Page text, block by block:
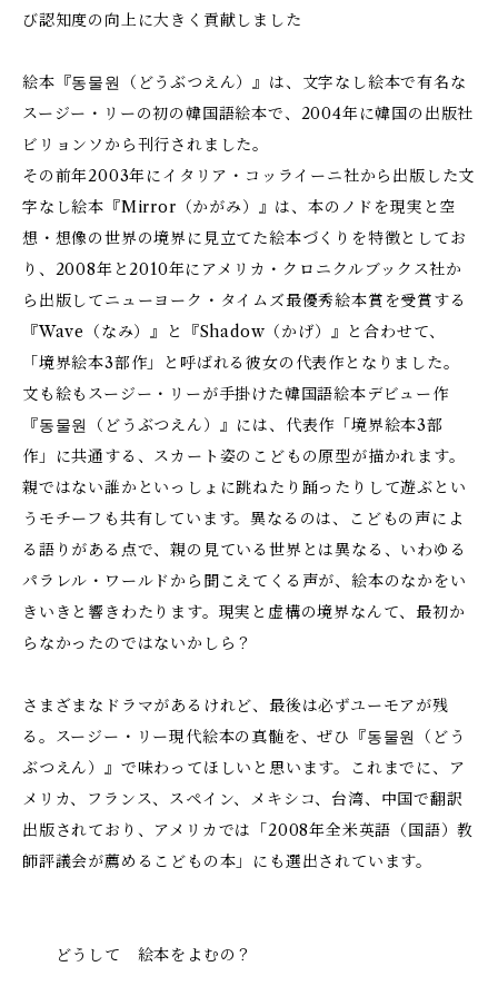
び認知度の向上に大きく貢献しました
絵本『동물원（どうぶつえん）』は、文字なし絵本で有名な
スージー・リーの初の韓国語絵本で、2004年に韓国の出版社
ビリョンソから刊行されました。
その前年2003年にイタリア・コッライーニ社から出版した文
字なし絵本『Mirror（かがみ）』は、本のノドを現実と空
想・想像の世界の境界に見立てた絵本づくりを特徴としてお
り、2008年と2010年にアメリカ・クロニクルブックス社か
ら出版してニューヨーク・タイムズ最優秀絵本賞を受賞する
『Wave（なみ）』と『Shadow（かげ）』と合わせて、
「境界絵本3部作」と呼ばれる彼女の代表作となりました。
文も絵もスージー・リーが手掛けた韓国語絵本デビュー作
『동물원（どうぶつえん）』には、代表作「境界絵本3部
作」に共通する、スカート姿のこどもの原型が描かれます。
親ではない誰かといっしょに跳ねたり踊ったりして遊ぶとい
うモチーフも共有しています。異なるのは、こどもの声によ
る語りがある点で、親の見ている世界とは異なる、いわゆる
パラレル・ワールドから聞こえてくる声が、絵本のなかをい
きいきと響きわたります。現実と虚構の境界なんて、最初か
らなかったのではないかしら？
さまざまなドラマがあるけれど、最後は必ずユーモアが残
る。スージー・リー現代絵本の真髄を、ぜひ『동물원（どう
ぶつえん）』で味わってほしいと思います。これまでに、ア
メリカ、フランス、スペイン、メキシコ、台湾、中国で翻訳
出版されており、アメリカでは「2008年全米英語（国語）教
師評議会が薦めるこどもの本」にも選出されています。
どうして 絵本をよむの？